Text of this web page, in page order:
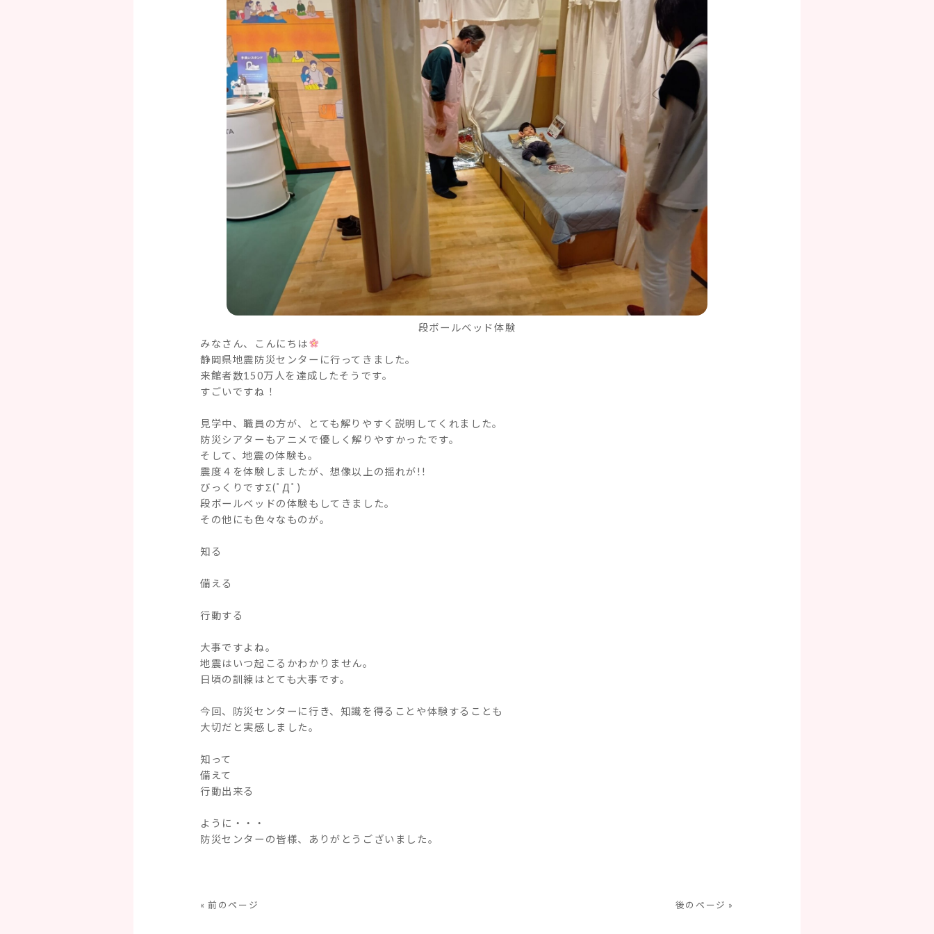
段ボールベッド体験
みなさん、こんにちは
静岡県地震防災センターに行ってきました。
来館者数150万人を達成したそうです。
すごいですね！
見学中、職員の方が、とても解りやすく説明してくれました。
防災シアターもアニメで優しく解りやすかったです。
そして、地震の体験も。
震度４を体験しましたが、想像以上の揺れが!!
びっくりですΣ(ﾟДﾟ)
段ボールベッドの体験もしてきました。
その他にも色々なものが。
知る
備える
行動する
大事ですよね。
地震はいつ起こるかわかりません。
日頃の訓練はとても大事です。
今回、防災センターに行き、知識を得ることや体験することも
大切だと実感しました。
知って
備えて
行動出来る
ように・・・
防災センターの皆様、ありがとうございました。
« 前のページ 後のページ »